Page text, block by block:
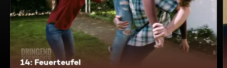
14: Feuerteufel